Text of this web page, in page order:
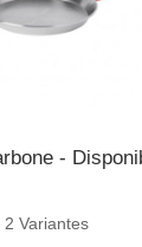
-
2 Variantes